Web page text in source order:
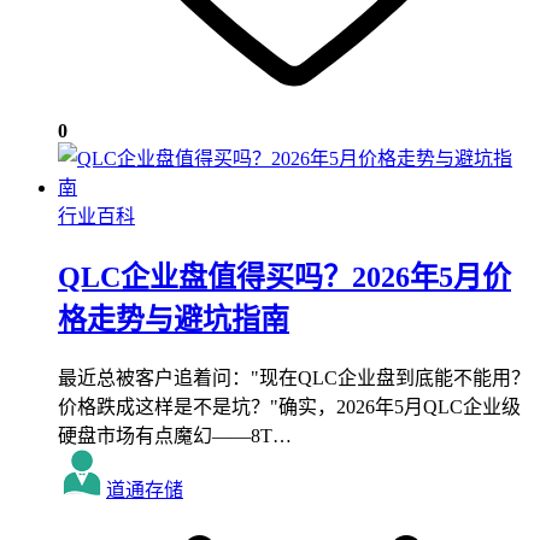
0
行业百科
QLC企业盘值得买吗？2026年5月价
格走势与避坑指南
最近总被客户追着问："现在QLC企业盘到底能不能用？
价格跌成这样是不是坑？"确实，2026年5月QLC企业级
硬盘市场有点魔幻——8T…
道通存储